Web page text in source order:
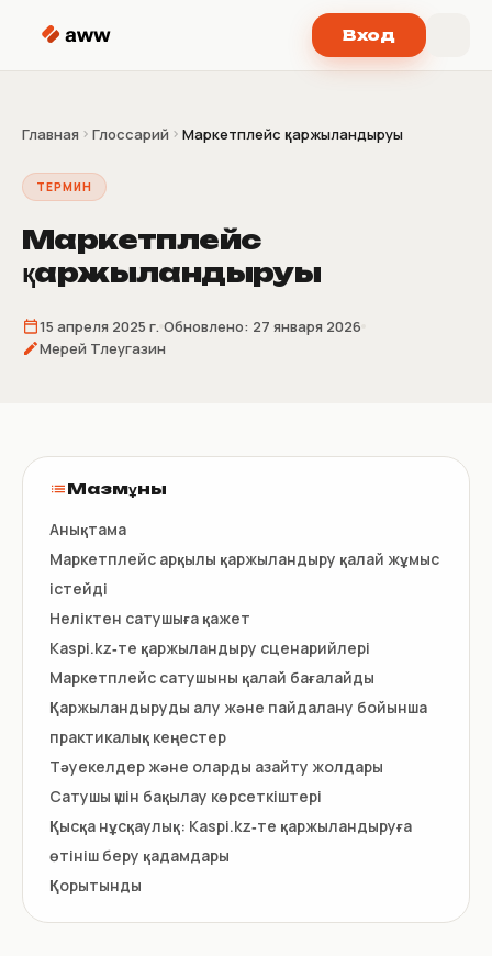
Вход
Главная Глоссарий Маркетплейс қаржыландыруы
ТЕРМИН
Маркетплейс
қаржыландыруы
15 апреля 2025 г. Обновлено: 27 января 2026
Мерей Тлеугазин
Мазмұны
Анықтама
Маркетплейс арқылы қаржыландыру қалай жұмыс
істейді
Неліктен сатушыға қажет
Kaspi.kz‑те қаржыландыру сценарийлері
Маркетплейс сатушыны қалай бағалайды
Қаржыландыруды алу және пайдалану бойынша
практикалық кеңестер
Тәуекелдер және оларды азайту жолдары
Сатушы үшін бақылау көрсеткіштері
Қысқа нұсқаулық: Kaspi.kz‑те қаржыландыруға
өтініш беру қадамдары
Қорытынды